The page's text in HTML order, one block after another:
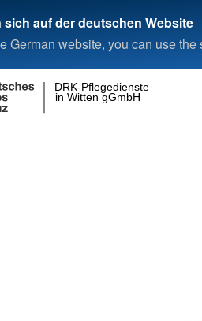
auf der deutschen Website
German website, you can use
in Witten gGmbH
DRK-Pflegedienste